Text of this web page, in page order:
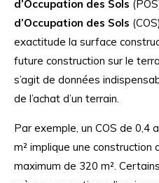
d’Occupation des Sols
d’Occupation des Sols
exactitude la surface
future construction sur le
s’agit de données
de l’achat d’un terrain.
Par exemple, un COS de 0,4
m² implique une construction
maximum de 320 m².